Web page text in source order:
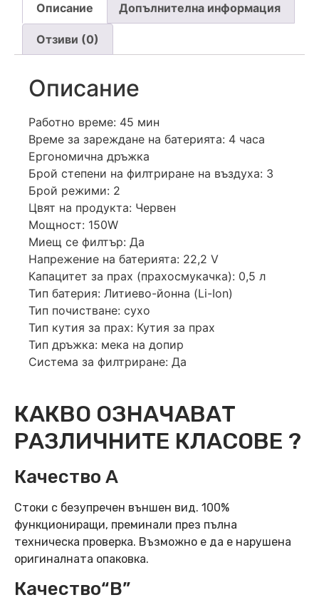
Описание Допълнителна информация
Отзиви (0)
Описание
Работно време: 45 мин
Време за зареждане на батерията: 4 часа
Ергономична дръжка
Брой степени на филтриране на въздуха: 3
Брой режими: 2
Цвят на продукта: Червен
Мощност: 150W
Миещ се филтър: Да
Напрежение на батерията: 22,2 V
Капацитет за прах (прахосмукачка): 0,5 л
Тип батерия: Литиево-йонна (Li-Ion)
Тип почистване: сухо
Тип кутия за прах: Кутия за прах
Тип дръжка: мека на допир
Система за филтриране: Да
КАКВО ОЗНАЧАВАТ
РАЗЛИЧНИТЕ КЛАСОВЕ ?
Качество А
Стоки с безупречен външен вид. 100%
функциониращи, преминали през пълна
техническа проверка. Възможно е да е нарушена
оригиналната опаковка.
Качество“B”